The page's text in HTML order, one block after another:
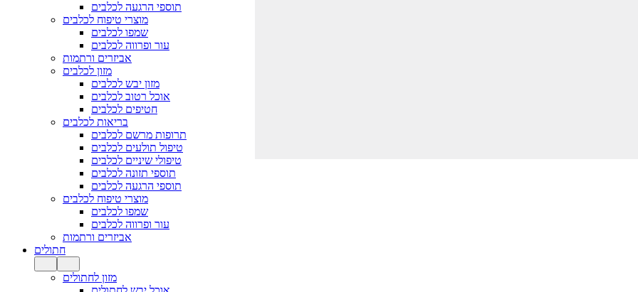
תוספי הרגעה לכלבים
מוצרי טיפוח לכלבים
שמפו לכלבים
עור ופרווה לכלבים
אביזרים ורתמות
מזון לכלבים
מזון יבש לכלבים
אוכל רטוב לכלבים
חטיפים לכלבים
בריאות לכלבים
תרופות מרשם לכלבים
טיפול תולעים לכלבים
טיפולי שיניים לכלבים
תוספי תזונה לכלבים
תוספי הרגעה לכלבים
מוצרי טיפוח לכלבים
שמפו לכלבים
עור ופרווה לכלבים
אביזרים ורתמות
חתולים
מזון לחתולים